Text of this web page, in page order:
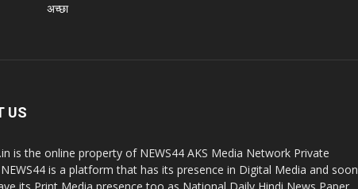
US
is the online property of NEWS44 AKS Media Network Private
is a platform that has its presence in Digital Media and soon